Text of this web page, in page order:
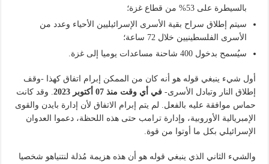
بالسيطرة على 53% من قطاع غزة؛
سيتم إطلاق سراح بقية الأسرى الإسرائيليين الأحياء وعدد من
الأسرى الفلسطينيين خلال 72 ساعة؛
سيُسمح بدخول 400 شاحنة مساعدات يوميا إلى غزة.
أول شيء ينبغي قوله هو أنه كان من الممكن إبرام اتفاق كهذا -وقف
إطلاق النار وتبادل الأسرى-في أي وقت منذ 07 أكتوبر 2023
. وقد كانت
حماس موافقة عليه بالفعل. لم يتم إبرام الاتفاق لأن إدارة بايدن والقوى
الإمبريالية الأوروبية، وإدارة ترامب حتى هذه اللحظة، دعموا العدوان
الإسرائيلي بكل ما أوتوا من قوة.
والشيء الثاني الذي ينبغي قوله هو أن هذه هزيمة مُذلة لنتنياهو شخصيا